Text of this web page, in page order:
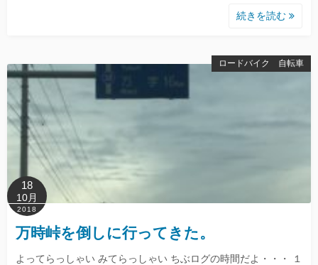
続きを読む
ロードバイク 自転車
18
10月
2018
万時峠を倒しに行ってきた。
よってらっしゃい みてらっしゃい ちぶログの時間だよ・・・ １